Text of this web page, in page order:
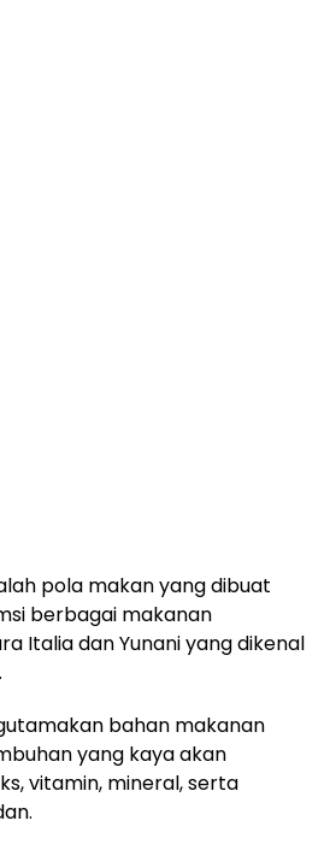
pola makan yang dibuat
berbagai makanan
Italia dan Yunani yang dikenal
bahan makanan
yang kaya akan
vitamin, mineral, serta